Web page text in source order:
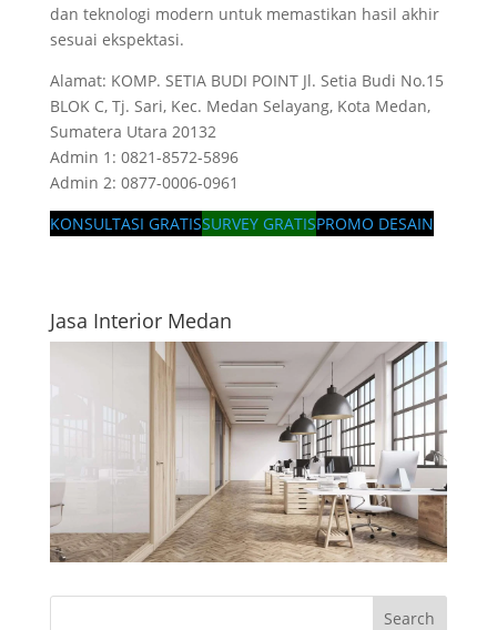
dan teknologi modern untuk memastikan hasil akhir
sesuai ekspektasi.
Alamat: KOMP. SETIA BUDI POINT Jl. Setia Budi No.15
BLOK C, Tj. Sari, Kec. Medan Selayang, Kota Medan,
Sumatera Utara 20132
Admin 1: 0821-8572-5896
Admin 2: 0877-0006-0961
KONSULTASI GRATISSURVEY GRATISPROMO DESAIN
Jasa Interior Medan
Search